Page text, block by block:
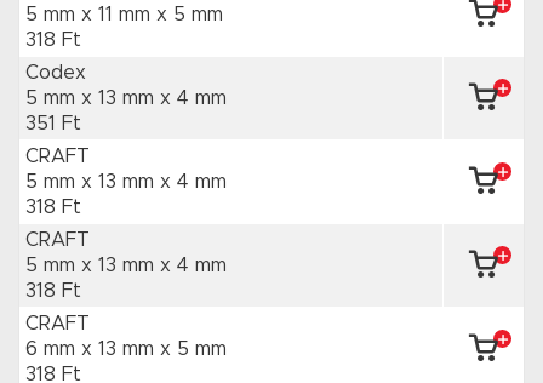
5 mm x 11 mm x 5 mm
318 Ft
Codex
5 mm x 13 mm x 4 mm
351 Ft
CRAFT
5 mm x 13 mm x 4 mm
318 Ft
CRAFT
5 mm x 13 mm x 4 mm
318 Ft
CRAFT
6 mm x 13 mm x 5 mm
318 Ft